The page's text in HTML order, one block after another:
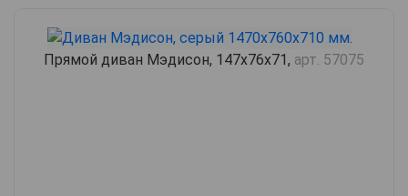
Прямой диван Мэдисон, 147х76х71, арт. 57075